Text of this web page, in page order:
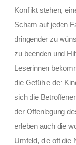
Konflikt stehen,
Scham auf jeden
dringender zu
zu beenden und
Leserinnen
die Gefühle der
sich die
der Offenlegung
erleben auch die
Umfeld, die oft die